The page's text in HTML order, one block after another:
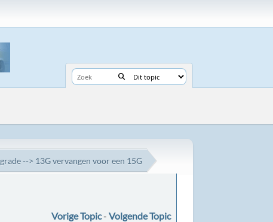
--> 13G vervangen voor een 15G
Vorige Topic- Volgende Topic